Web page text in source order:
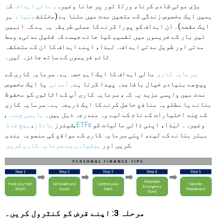
بڑی موٹی شادی کرنا، ورلڈ ٹور پر جانا وغیرہ۔
مالی اہداف کہ
ہمیں ایک مخصوص زندگی کے متعین مدت میں ملنا ہے (مختلف بنیاد
ہر
ایک مقصد)۔ ان اہداف کو پورا کرنے کا عملی طریقہ یہ ہے کہ انہیں
تین بار کے فریموں میں تقسیم کیا جائے جیسے کہ قلیل مدتی، وسط
مدتی اور طویل مدتی اہداف۔ لہذا، اپنے اہداف کا ان کے متعلقہ
ٹائم فریموں کے ساتھ جائزہ لیں۔
سرمایہ کاری مالی اہداف کا ایک اہم حصہ ہے۔ سرمایہ کاری کے
پیچھے بنیادی خیال باقاعدہ پیدا کرنا ہے۔
آمدنی یا ایک مخصوص
مدت میں واپسی مزید یہ کہ، سرمایہ کاری آپ کے اثاثوں کو محفوظ
بنانے یا مطلوبہ منافع حاصل کرنے کا ایک ذریعہ ہے۔ سرمایہ کاری
کے چند اختیارات کے نام کے لیے وہ مندرجہ ذیل ہیں۔
باہمی چندہ
,
شیئرز بانڈز , ہیج فنڈ , ETFs وغیرہ۔ لہٰذا، اپنی ذاتی مالیات کو
بہتر بنانے کے لیے، اپنی سرمایہ کاری کے مواقع کی منصوبہ بندی
کریں اور
ہوشیاری سے سرمایہ کاری کریں
مرحلہ 3: اپنے قرض کو کنٹرول کریں۔